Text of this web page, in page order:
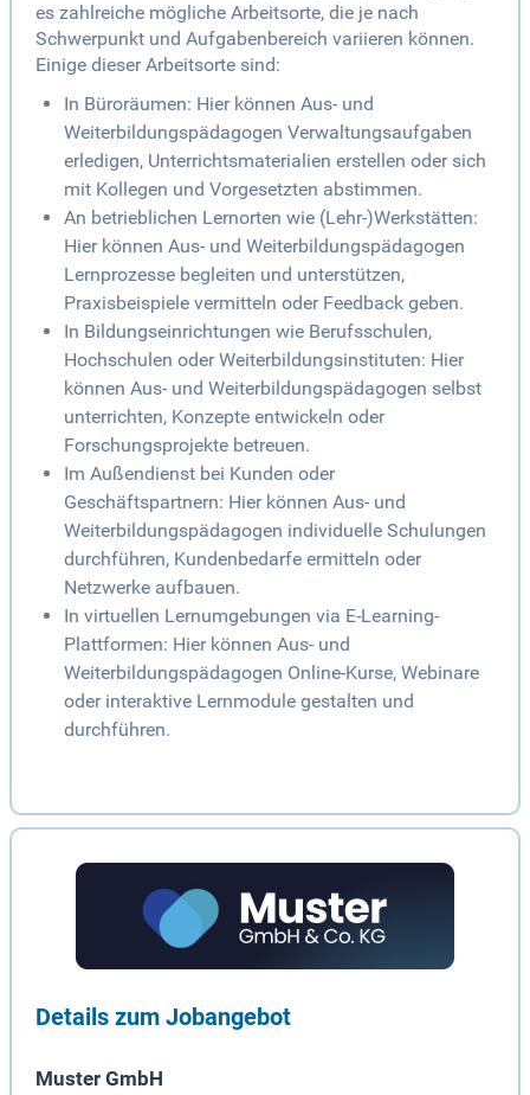
es zahlreiche mögliche Arbeitsorte, die je nach
Schwerpunkt und Aufgabenbereich variieren können.
Einige dieser Arbeitsorte sind:
In Büroräumen: Hier können Aus- und
Weiterbildungspädagogen Verwaltungsaufgaben
erledigen, Unterrichtsmaterialien erstellen oder sich
mit Kollegen und Vorgesetzten abstimmen.
An betrieblichen Lernorten wie (Lehr-)Werkstätten:
Hier können Aus- und Weiterbildungspädagogen
Lernprozesse begleiten und unterstützen,
Praxisbeispiele vermitteln oder Feedback geben.
In Bildungseinrichtungen wie Berufsschulen,
Hochschulen oder Weiterbildungsinstituten: Hier
können Aus- und Weiterbildungspädagogen selbst
unterrichten, Konzepte entwickeln oder
Forschungsprojekte betreuen.
Im Außendienst bei Kunden oder
Geschäftspartnern: Hier können Aus- und
Weiterbildungspädagogen individuelle Schulungen
durchführen, Kundenbedarfe ermitteln oder
Netzwerke aufbauen.
In virtuellen Lernumgebungen via E-Learning-
Plattformen: Hier können Aus- und
Weiterbildungspädagogen Online-Kurse, Webinare
oder interaktive Lernmodule gestalten und
durchführen.
Details zum Jobangebot
Muster GmbH